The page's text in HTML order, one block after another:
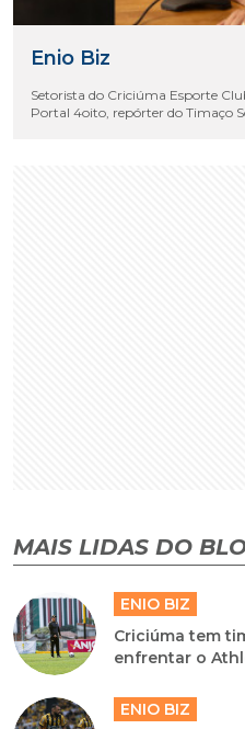
Enio Biz
Setorista do Criciúma Esporte
Portal 4oito, repórter do Timaço
MAIS LIDAS DO
ENIO BIZ
Criciúma tem
enfrentar o
ENIO BIZ